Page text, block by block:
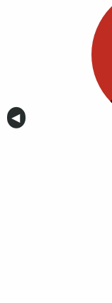
Anterior
◀︎